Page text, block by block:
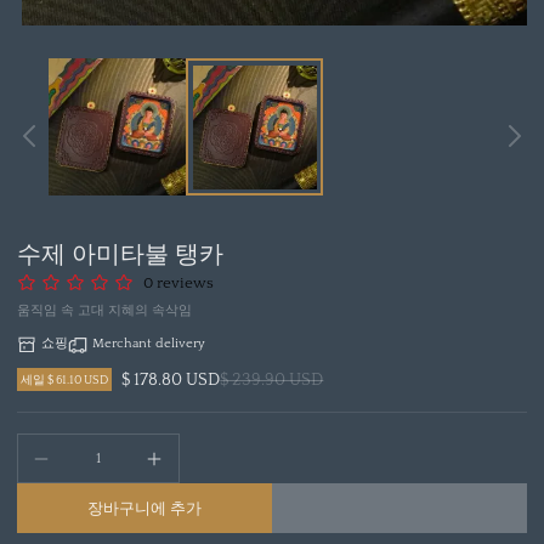
미
기
수제 아미타불 탱카
0 reviews
움직임 속 고대 지혜의 속삭임
쇼핑 Merchant delivery
$ 178.80 USD$ 239.90 USD
세일 $ 61.10 USD
장바구니에 추가